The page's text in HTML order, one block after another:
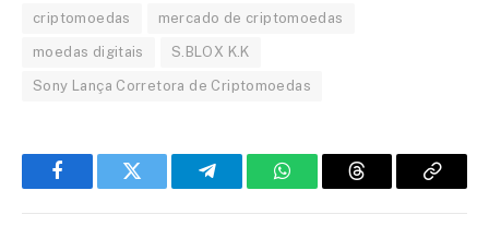
criptomoedas mercado de criptomoedas
moedas digitais S.BLOX K.K
Sony Lança Corretora de Criptomoedas
FacebookTwitter TelegramWhatsAppThreads Copiar